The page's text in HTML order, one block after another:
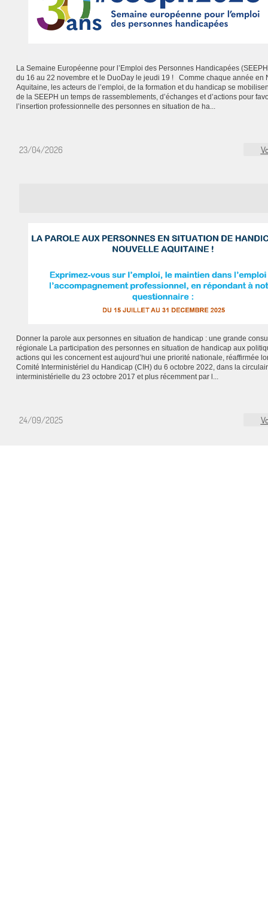
La Semaine Européenne pour l’Emploi des Personnes Handicapées
du 16 au 22 novembre et le DuoDay le jeudi 19 ! Comme chaque année en
Aquitaine, les acteurs de l’emploi, de la formation et du handicap se
de la SEEPH un temps de rassemblements, d’échanges et d’actions pour
l’insertion professionnelle des personnes en situation de ha...
23/04/2026
Donner la parole aux personnes en situation de handicap : une grande
régionale La participation des personnes en situation de handicap aux
actions qui les concernent est aujourd’hui une priorité nationale, réaffirmée
Comité Interministériel du Handicap (CIH) du 6 octobre 2022, dans la
interministérielle du 23 octobre 2017 et plus récemment par l...
24/09/2025